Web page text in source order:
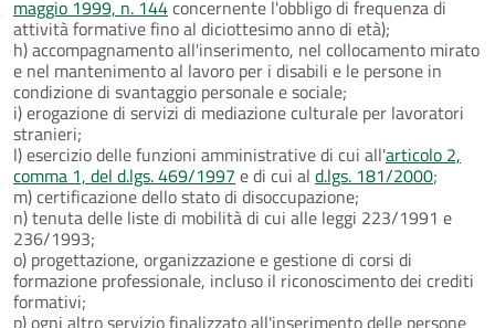
maggio 1999, n. 144concernente l'obbligo di frequenza di
attività formative fino al diciottesimo anno di età);
h) accompagnamento all'inserimento, nel collocamento mirato
e nel mantenimento al lavoro per i disabili e le persone in
condizione di svantaggio personale e sociale;
i) erogazione di servizi di mediazione culturale per lavoratori
stranieri;
l) esercizio delle funzioni amministrative di cui all'articolo 2,
comma 1, del d.lgs. 469/1997 e di cui al d.lgs. 181/2000;
m) certificazione dello stato di disoccupazione;
n) tenuta delle liste di mobilità di cui alle leggi 223/1991 e
236/1993;
o) progettazione, organizzazione e gestione di corsi di
formazione professionale, incluso il riconoscimento dei crediti
formativi;
p) ogni altro servizio finalizzato all'inserimento delle persone